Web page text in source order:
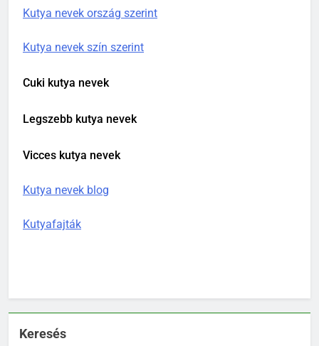
Kutya nevek ország szerint
Kutya nevek szín szerint
Cuki kutya nevek
Legszebb kutya nevek
Vicces kutya nevek
Kutya nevek blog
Kutyafajták
Keresés